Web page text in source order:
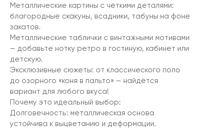
Металлические картины с чёткими деталями:
благородные скакуны, всадники, табуны на фоне
закатов.
Металлические таблички с винтажными мотивами
— добавьте нотку ретро в гостиную, кабинет или
детскую.
Эксклюзивные сюжеты: от классического поло
до озорного «коня в пальто» — найдётся
вариант для любого вкуса!
Почему это идеальный выбор:
Долговечность: металлическая основа
устойчива к выцветанию и деформации.